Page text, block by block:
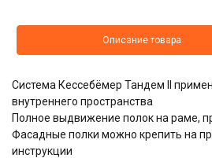
Описание товара
Система Кессебёмер Тандем II
внутреннего пространства
Полное выдвижение полок на раме,
Фасадные полки можно крепить на
инструкции